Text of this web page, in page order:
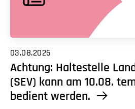
03.08.2026
Achtung: Haltestelle
(SEV) kann am 10.08.
bedient werden.